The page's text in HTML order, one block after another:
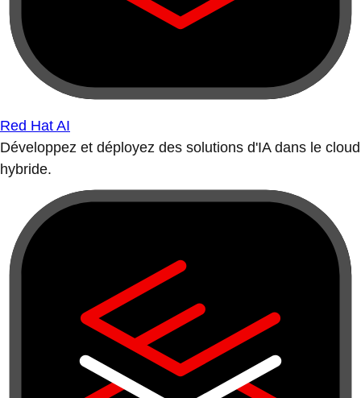
Red Hat AI
Développez et déployez des solutions d'IA dans le cloud
hybride.